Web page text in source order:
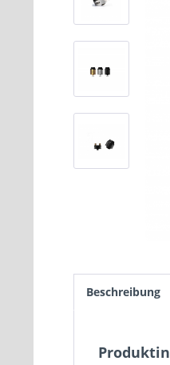
Beschreibung